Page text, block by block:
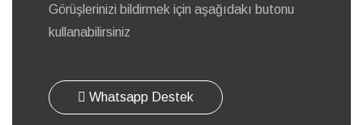
Görüşlerinizi bildirmek için aşağıdakı butonu
kullanabilirsiniz
Whatsapp Destek